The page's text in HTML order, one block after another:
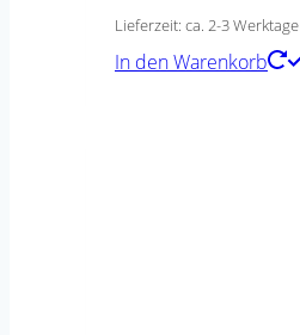
Lieferzeit: ca. 2-3 Werktage
In den Warenkorb